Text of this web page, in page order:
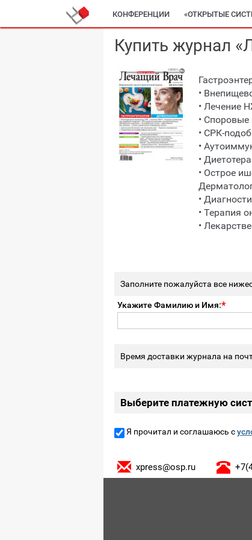
КОНФЕРЕНЦИИ «ОТКРЫТЫЕ
Купить журнал
•
• Лечение
•
• СРК-
•
•
• Острое
•
• Терапия
•
Заполните пожалуйста все
Укажите Фамилию и Имя:
Время доставки журнала на
Выберите платежную
Я прочитал и соглашаюсь с
xpress@osp.ru